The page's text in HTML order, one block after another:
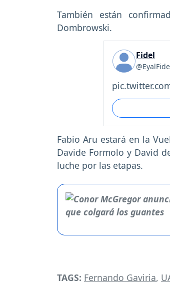
También están
Dombrowski.
Fidel
Fabio Aru estará en la
Davide Formolo y David
luche por las etapas.
TAGS: Fernando Gaviria,